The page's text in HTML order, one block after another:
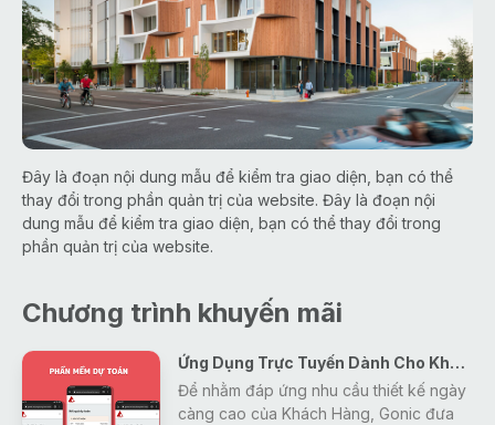
Đây là đoạn nội dung mẫu để kiểm tra giao diện, bạn có thể
thay đổi trong phần quản trị của website. Đây là đoạn nội
dung mẫu để kiểm tra giao diện, bạn có thể thay đổi trong
phần quản trị của website.
Chương trình khuyến mãi
Ứng Dụng Trực Tuyến Dành Cho Khách Hàng
Để nhằm đáp ứng nhu cầu thiết kế ngày
càng cao của Khách Hàng, Gonic đưa